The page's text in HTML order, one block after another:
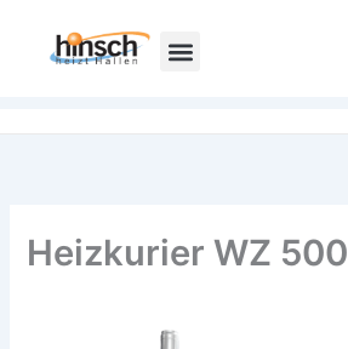
springen
Heizkurier WZ 500